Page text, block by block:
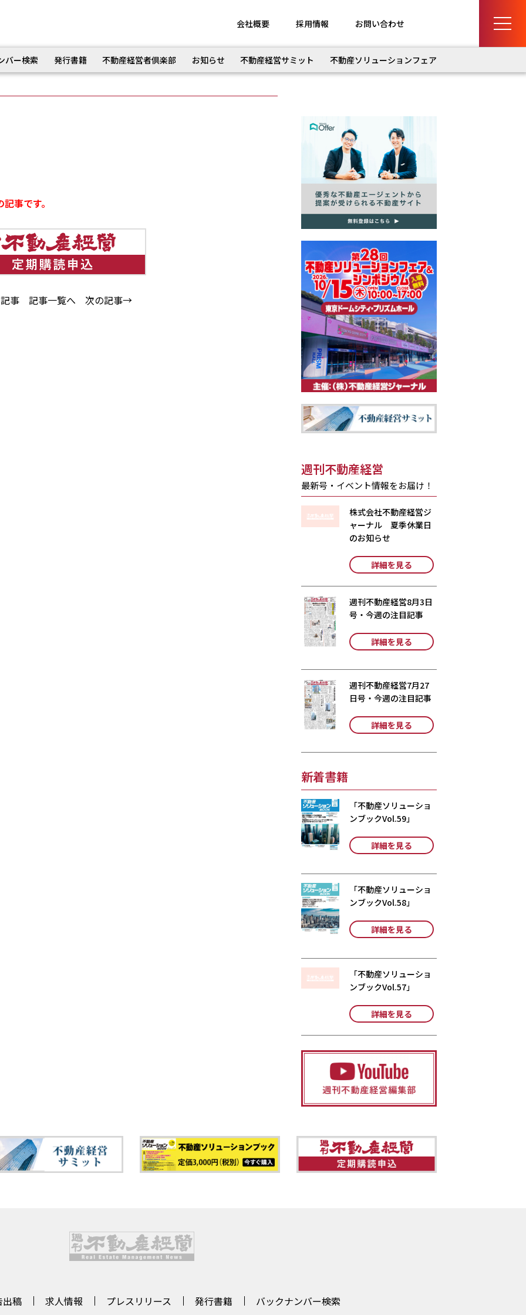
会社概要 採用情報 お問い合わせ
バー検索 発行書籍 不動産経営者倶楽部 お知らせ 不動産経営サミット 不動産ソリューションフェア
事です。
事 記事一覧へ 次の記事→
週刊不動産経営
最新号・イベント情報をお届け！
株式会社不動産経営ジ
ャーナル 夏季休業日
のお知らせ
詳細を見る
週刊不動産経営8月3日
号・今週の注目記事
詳細を見る
週刊不動産経営7月27
日号・今週の注目記事
詳細を見る
新着書籍
「不動産ソリューショ
ンブックVol.59」
詳細を見る
「不動産ソリューショ
ンブックVol.58」
詳細を見る
「不動産ソリューショ
ンブックVol.57」
詳細を見る
稿 求人情報 プレスリリース 発行書籍 バックナンバー検索